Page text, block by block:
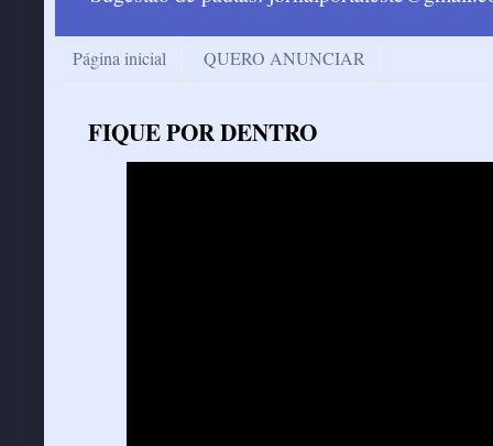
Página inicial QUERO ANUNCIAR
FIQUE POR DENTRO